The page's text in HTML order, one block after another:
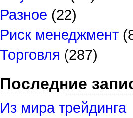
Разное (22)
Риск менеджмент
Торговля (287)
Последние
Из мира трейдинга